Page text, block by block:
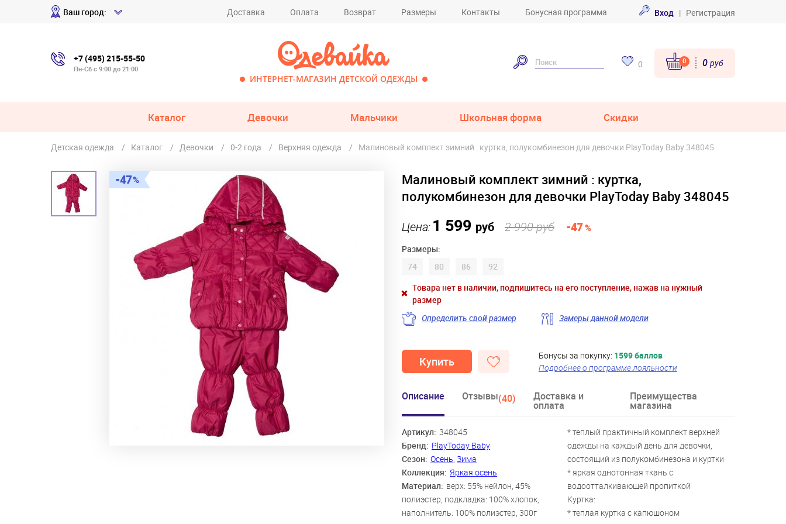
Ваш город: Доставка Оплата Возврат Размеры Контакты Бонусная программа Вход | Регистрация
+7 (495) 215-55-50
Пн-Сб с 9:00 до 21:00
ИНТЕРНЕТ-МАГАЗИН ДЕТСКОЙ ОДЕЖДЫ
0 0 0 руб
Каталог Девочки Мальчики Школьная форма Скидки
Детская одежда Каталог Девочки 0-2 года Верхняя одежда Малиновый комплект зимний : куртка, полукомбинезон для девочки PlayToday Baby 348045
47
Малиновый комплект зимний : куртка,
полукомбинезон для девочки PlayToday Baby 348045
Цена:1 599 руб 2 990 руб -47%
Размеры:
74
80 86
92
Товара нет в наличии, подпишитесь на его поступление, нажав на нужный
размер
Определить свой размер
Замеры данной модели
Бонусы за покупку: 1599 баллов
Подробнее о программе лояльности
Купить
Описание Отзывы(40) Доставка и
оплата
Преимущества
магазина
Артикул: 348045
Бренд: PlayToday Baby
Сезон: Осень, Зима
Коллекция: Яркая осень
Материал: верх: 55% нейлон, 45%
полиэстер, подкладка: 100% хлопок,
наполнитель: 100% полиэстер, 300г
* теплый практичный комплект верхней
одежды на каждый день для девочки,
состоящий из полукомбинезона и куртки
* яркая однотонная ткань с
водоотталкивающей пропиткой
Куртка:
* теплая куртка с капюшоном